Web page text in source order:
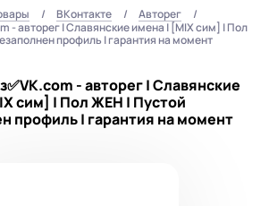
ВКонтакте
Авторег
- авторег | Славянские имена | [MIX сим] | Пол
профиль | гарантия на момент
- авторег | Славянские
сим] | Пол ЖЕН | Пустой
профиль | гарантия на момент